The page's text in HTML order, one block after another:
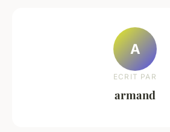
A
ECRIT PAR
armand